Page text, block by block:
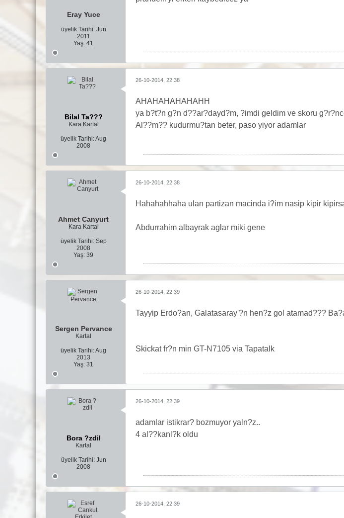
Eray Yuce
üyelik Tarihi: Jun
2011
Yaş: 41
Bilal Ta???
Kara Kartal
üyelik Tarihi:Aug
2008
26-10-2014, 22:38
AHAHAHAHAHAHH
ya b?t?n g?n d??ar?dayd?m, ?imdi geldim ve skoru
Al??m?? kudurmu?tan beter, paso yiyor adamlar
Ahmet Canyurt
Kara Kartal
üyelik Tarihi: Sep
2008
Yaş: 39
26-10-2014, 22:38
Hahahahhaha ulan partizan macinda i?im nasip kipir
Abdurrahim albayrak aglar miki gene
Sergen Pervance
Kartal
üyelik Tarihi:Aug
2013
Yaş: 31
26-10-2014, 22:39
Tayyip Erdo?an, Galatasaray'?n hen?z gol atamad???
Skickat fr?n min GT-N7105 via Tapatalk
Bora ?zdil
Kartal
üyelik Tarihi: Jun
2008
26-10-2014, 22:39
adamlar istikrar? bozmuyor yaln?z..
4 al??kanl?k oldu
26-10-2014, 22:39